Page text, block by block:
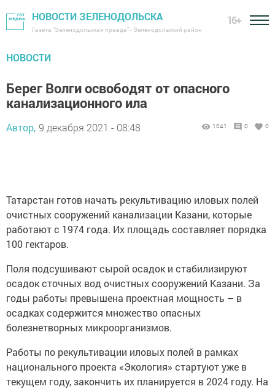
НОВОСТИ ЗЕЛЕНОДОЛЬСКА
Газета "Зеленодольская правда" - Зеленодольский район
16+
НОВОСТИ
Берег Волги освободят от опасного
канализационного ила
Автор, 9 декабря 2021 - 08:48 1041 0 0
Татарстан готов начать рекультивацию иловых полей
очистных сооружений канализации Казани, которые
работают с 1974 года. Их площадь составляет порядка
100 гектаров.
Поля подсушивают сырой осадок и стабилизируют
осадок сточных вод очистных сооружений Казани. За
годы работы превышена проектная мощность – в
осадках содержится множество опасных
болезнетворных микроорганизмов.
Работы по рекультивации иловых полей в рамках
национального проекта «Экология» стартуют уже в
текущем году, закончить их планируется в 2024 году. На